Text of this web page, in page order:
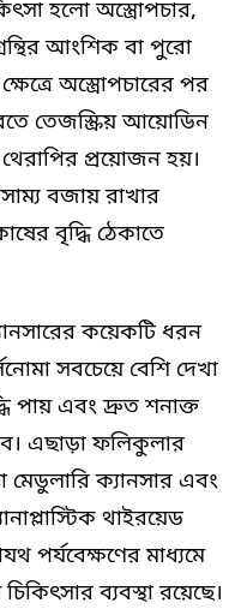
হলো অস্ত্রোপচার,
আংশিক বা পুরো
অস্ত্রোপচারের পর
তেজস্ক্রিয় আয়োডিন
প্রয়োজন হয়।
বজায় রাখার
বৃদ্ধি ঠেকাতে
কয়েকটি ধরন
সবচেয়ে বেশি দেখা
পায় এবং দ্রুত শনাক্ত
এছাড়া ফলিকুলার
মেডুলারি ক্যানসার এবং
থাইরয়েড
পর্যবেক্ষণের মাধ্যমে
ব্যবস্থা রয়েছে।